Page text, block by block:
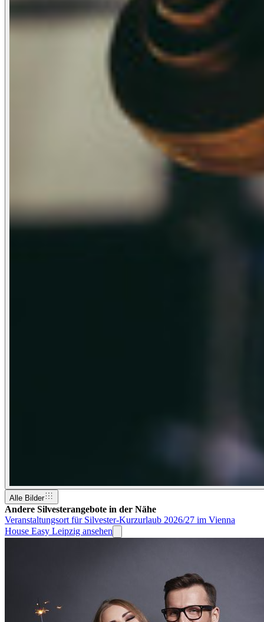
Alle Bilder
Andere Silvesterangebote in der Nähe
Veranstaltungsort für Silvester-Kurzurlaub 2026/27 im Vienna
House Easy Leipzig ansehen